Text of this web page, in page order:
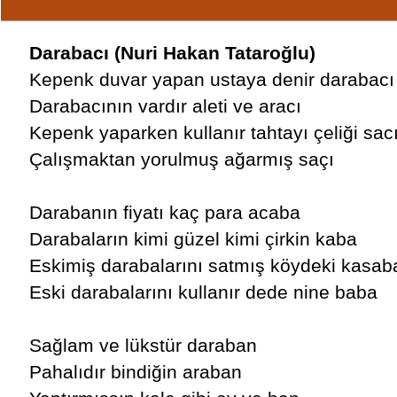
Darabacı (Nuri Hakan Tataroğlu)
Kepenk duvar yapan ustaya denir darabacı
Darabacının vardır aleti ve aracı
Kepenk yaparken kullanır tahtayı çeliği
Çalışmaktan yorulmuş ağarmış saçı
Darabanın fiyatı kaç para acaba
Darabaların kimi güzel kimi çirkin kaba
Eskimiş darabalarını satmış köydeki
Eski darabalarını kullanır dede nine baba
Sağlam ve lükstür daraban
Pahalıdır bindiğin araban